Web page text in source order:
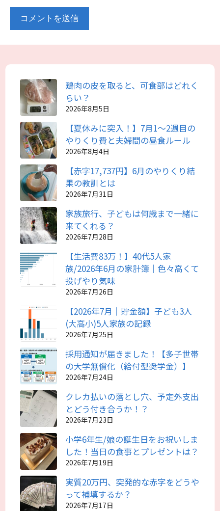
鶏肉の皮を取ると、可食部はどれく
らい？
2026年8月5日
【夏休みに突入！】7月1～2週目の
やりくり費と夫婦間の昼食ルール
2026年8月4日
【赤字17,737円】6月のやりくり結
果の教訓とは
2026年7月31日
家族旅行、子どもは何歳まで一緒に
来てくれる？
2026年7月28日
【生活費83万！】40代5人家
族/2026年6月の家計簿｜色々高くて
投げやり気味
2026年7月26日
【2026年7月｜貯金額】子ども3人
(大高小)5人家族の記録
2026年7月25日
採用通知が届きました！【多子世帯
の大学無償化（給付型奨学金）】
2026年7月24日
クレカ払いの落とし穴、予定外支出
とどう付き合うか！？
2026年7月23日
小学6年生/娘の誕生日をお祝いしま
した！当日の食事とプレゼントは？
2026年7月19日
実質20万円、突発的な赤字をどうや
って補填するか？
2026年7月17日